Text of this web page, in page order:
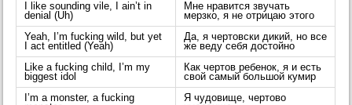
I like sounding vile, I ain’t in
denial (Uh)
Мне нравится звучать
мерзко, я не отрицаю этого
Yeah, I’m fucking wild, but yet
I act entitled (Yeah)
Да, я чертовски дикий, но все
же веду себя достойно
Like a fucking child, I’m my
biggest idol
Как чертов ребенок, я и есть
свой самый большой кумир
I’m a monster, a fucking
Я чудовище, чертово